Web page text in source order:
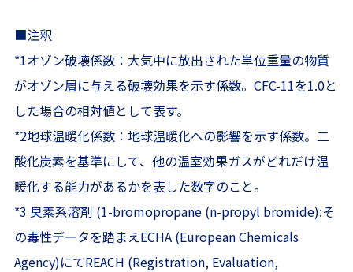
■注釈
*1オゾン破壊係数：大気中に放出された単位重量の物質
がオゾン層に与える破壊効果を示す係数。CFC-11を1.0と
した場合の相対値として表す。
*2地球温暖化係数：地球温暖化への影響を示す係数。二
酸化炭素を基準にして、他の温室効果ガスがどれだけ温
暖化する能力があるかを表した数字のこと。
*3 臭素系溶剤 (1-bromopropane (n-propyl bromide):そ
の毒性データを踏まえECHA (European Chemicals
Agency)にてREACH (Registration, Evaluation,